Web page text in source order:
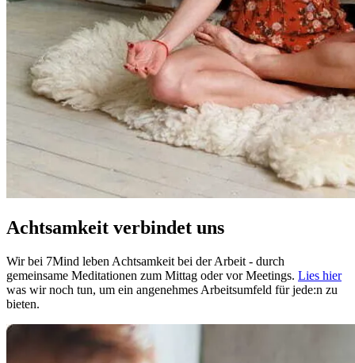
Achtsamkeit verbindet uns
Wir bei 7Mind leben Achtsamkeit bei der Arbeit - durch
gemeinsame Meditationen zum Mittag oder vor Meetings. Lies hier
was wir noch tun, um ein angenehmes Arbeitsumfeld für jede:n zu
bieten.